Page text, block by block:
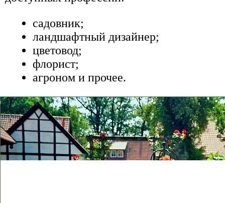
садовник;
ландшафтный дизайнер;
цветовод;
флорист;
агроном и прочее.